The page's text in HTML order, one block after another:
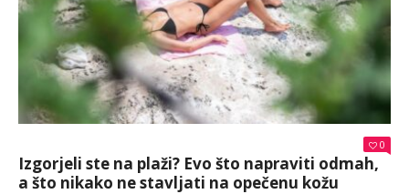
0
Izgorjeli ste na plaži? Evo što napraviti odmah,
a što nikako ne stavljati na opečenu kožu